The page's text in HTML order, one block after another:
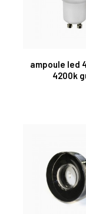
ampoule led
4200k